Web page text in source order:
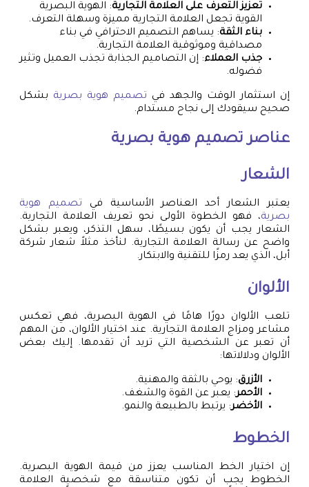
تعزيز التعرف على العلامة التجارية: الهوية البصرية
القوية تجعل العلامة التجارية مميزة وسهلة التعرف.
بناء الثقة: يساهم التصميم الاحترافي في بناء
مصداقية وموثوقية العلامة التجارية.
جذب العملاء: إن التصاميم الجذابة تجذب العميل وتثير
فضوله.
إن استثمار الوقت والجهد في تصميم هوية بصرية بشكل
صحيح سيقودك إلى نجاح مستدام.
عناصر تصميم هوية بصرية
الشعار
يعتبر الشعار أحد العناصر الأساسية في تصميم هوية
بصرية، فهو الخطوة الأولى نحو تعريف العلامة التجارية.
الشعار يجب أن يكون بسيطًا، سهل التذكر، ويعبر بشكل
واضح عن رسالة العلامة التجارية. لنأخذ مثلاً شعار شركة
أبل، الذي يعد رمزًا للتقنية والابتكار.
الألوان
تلعب الألوان دورًا هامًا في الهوية البصرية، فهي تعكس
مشاعر ومزاج العلامة التجارية. عند اختيار الألوان، من المهم
أن تعبر عن الشخصية التي تريد أن تقدمها. إليك بعض
الألوان ودلالاتها:
الأزرق: يوحي بالثقة والمهنية.
الأحمر: يعبر عن القوة والشغف.
الأخضر: يرتبط بالطبيعة والنمو.
الخطوط
إن اختيار الخط المناسب يعزز من قيمة الهوية البصرية.
الخطوط يجب أن تكون متناسقة مع شخصية العلامة